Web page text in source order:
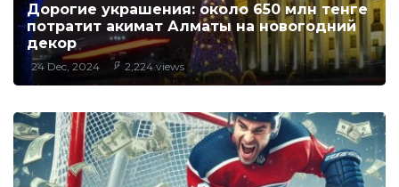
Дорогие украшения: около 650 млн тенге
потратит акимат Алматы на новогодний
декор
24 Dec, 2024 2,224 views